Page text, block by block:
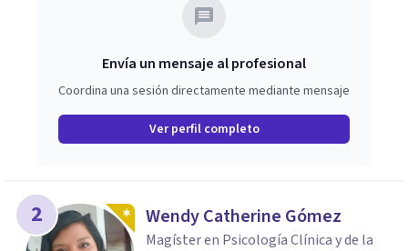
Envía un mensaje al profesional
Coordina una sesión directamente mediante mensaje
Ver perfil completo
2 Wendy Catherine Gómez
Magíster en Psicología Clínica y de la